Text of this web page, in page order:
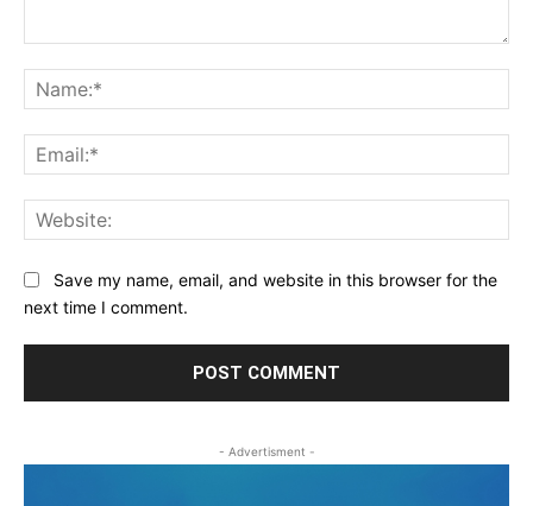
Save my name, email, and website in this browser for the
next time I comment.
- Advertisment -